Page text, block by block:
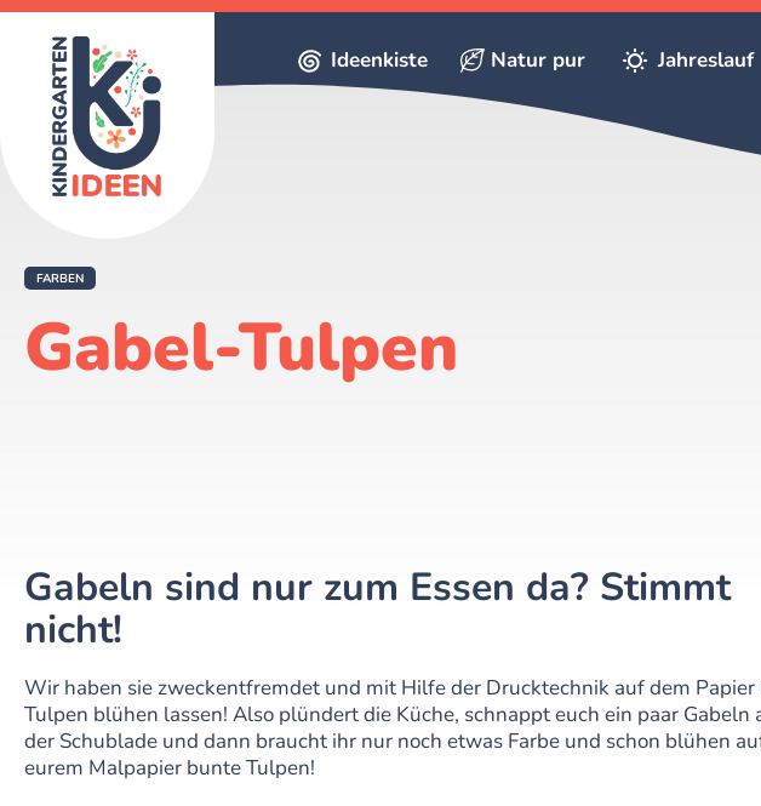
Ideenkiste Natur pur Jahreslauf
FARBEN
Gabel-Tulpen
Gabeln sind nur zum Essen da? Stimmt
nicht!
Wir haben sie zweckentfremdet und mit Hilfe der Drucktechnik auf dem Papier
Tulpen blühen lassen! Also plündert die Küche, schnappt euch ein paar Gabeln
der Schublade und dann braucht ihr nur noch etwas Farbe und schon blühen
eurem Malpapier bunte Tulpen!